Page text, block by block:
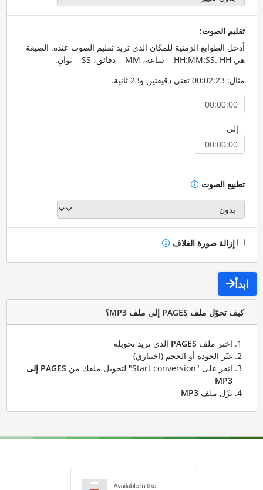
تقليم الصوت:
أدخل الطوابع الزمنية للمكان الذي تريد تقليم الصوت عنده. الصيغة
هي HH:MM:SS. HH = ساعة، MM = دقائق، SS = ثوانٍ.
مثال: 00:02:23 تعني دقيقتين و23 ثانية.
إلى
تطبيع الصوت
إزالة صورة الغلاف
ابدأ
كيف تحوّل ملف PAGES إلى ملف MP3؟
اختر ملف PAGESالذي تريد تحويله
غيّر الجودة أو الحجم (اختياري)
انقر على "Start conversion" لتحويل ملفك من
PAGES إلى
MP3
نزّل ملف MP3